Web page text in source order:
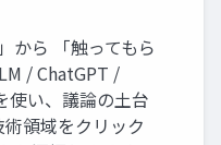
から 「触ってもら
/ ChatGPT /
い、議論の土台
領域をクリック